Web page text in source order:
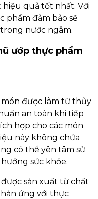
hiệu quả tốt nhất. Với
phẩm đảm bảo sẽ
nước ngâm.
ướp thực phẩm
được làm từ thủy
an toàn khi tiếp
hợp cho các món
này không chứa
có thể yên tâm sử
sức khỏe.
sản xuất từ chất
ứng với thực